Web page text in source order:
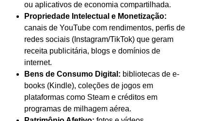
ou aplicativos de economia compartilhada.
Propriedade Intelectual e Monetização:
canais de YouTube com rendimentos, perfis de
redes sociais (Instagram/TikTok) que geram
receita publicitária, blogs e domínios de
internet.
Bens de Consumo Digital: bibliotecas de e-
books (Kindle), coleções de jogos em
plataformas como Steam e créditos em
programas de milhagem aérea.